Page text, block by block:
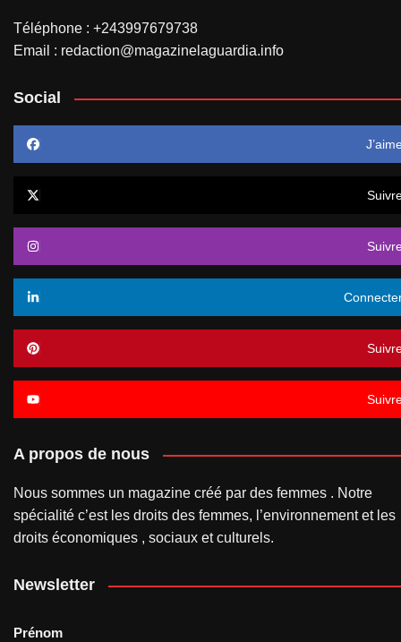
Téléphone : +243997679738
Email : redaction@magazinelaguardia.info
Social
A propos de nous
Nous sommes un magazine créé par des femmes . Notre
spécialité c’est les droits des femmes, l’environnement et les
droits économiques , sociaux et culturels.
Newsletter
Prénom